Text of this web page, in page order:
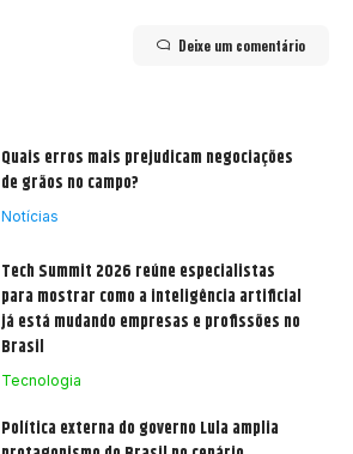
Deixe um comentário
Quais erros mais prejudicam negociações
de grãos no campo?
Notícias
Tech Summit 2026 reúne especialistas
para mostrar como a inteligência artificial
já está mudando empresas e profissões no
Brasil
Tecnologia
Política externa do governo Lula amplia